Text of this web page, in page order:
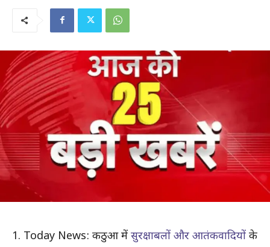
1. Today News: कठुआ में सुरक्षाबलों और आतंकवादियों के